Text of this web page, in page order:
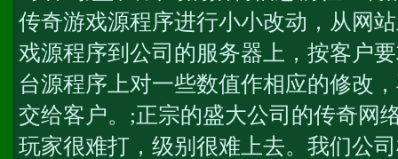
传奇游戏源程序进行小小改动，从网
戏源程序到公司的服务器上，按客户
台源程序上对一些数值作相应的修改
交给客户。;正宗的盛大公司的传奇网
玩家很难打，级别很难上去。我们公